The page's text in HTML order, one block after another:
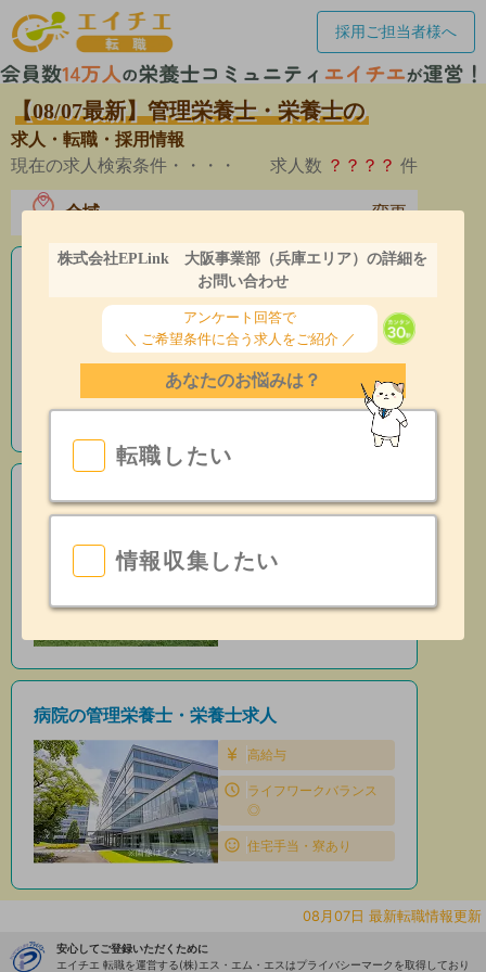
採用ご担当者様へ
【08/07最新】管理栄養士・栄養士の
求人・転職・採用情報
現在の求人検索条件・・・・
求人数 ？？？？ 件
全域 変更
老人ホームの栄養士求人
産休育休制度有
昇給あり
指導環境充実
保育園の管理栄養士・栄養士求人
昇給あり
日勤のみ
病院の管理栄養士・栄養士求人
高給与
ライフワークバランス
◎
住宅手当・寮あり
株式会社EPLink 大阪事業部（兵庫エリア）の詳細を
お問い合わせ
アンケート回答で
＼ ご希望条件に合う求人をご紹介 ／
あなたのお悩みは？
転職したい
情報収集したい
08月07日 最新転職情報更新
安心してご登録いただくために
エイチエ 転職を運営する(株)エス・エム・エスはプライバシーマークを取得しており